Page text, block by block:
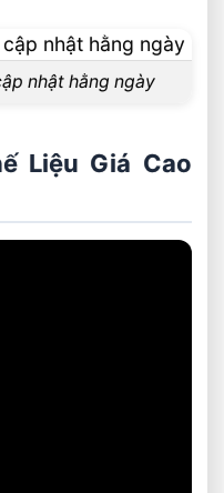
nhật hằng ngày
Liệu Giá Cao